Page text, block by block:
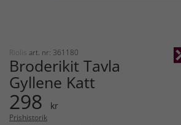
Riolis art. nr: 361180
Broderikit Tavla
Gyllene Katt
298 kr
Prishistorik